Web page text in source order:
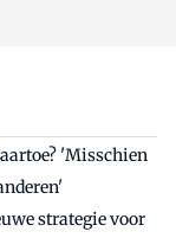
'Misschien
strategie voor